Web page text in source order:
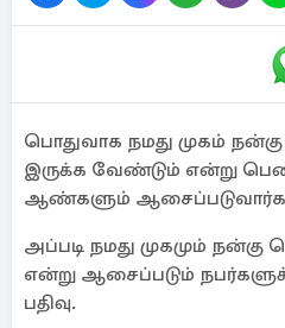
பொதுவாக நமது முகம்
இருக்க வேண்டும் என்று
ஆண்களும்
அப்படி நமது முகமும்
என்று ஆசைப்படும்
பதிவு.